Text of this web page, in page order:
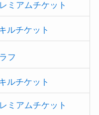
ミアムチケット
ルチケット
フ
ルチケット
ミアムチケット